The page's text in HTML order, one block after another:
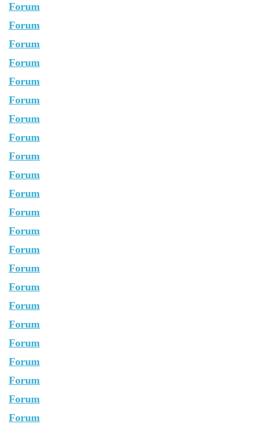
Forum
Forum
Forum
Forum
Forum
Forum
Forum
Forum
Forum
Forum
Forum
Forum
Forum
Forum
Forum
Forum
Forum
Forum
Forum
Forum
Forum
Forum
Forum